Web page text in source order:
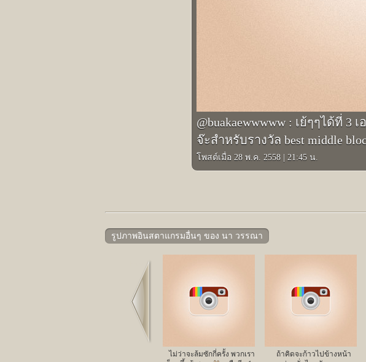
@buakaewwwww : เย้ๆๆได้ที่ 3
จ๊ะสำหรับรางวัล best middle
โพสต์เมื่อ 28 พ.ค. 2558 21:45 น.
รูปภาพอินสตาแกรมอื่นๆ ของ นา วรรณา
ไม่ว่าจะล้มซักกี่ครั้ง พวกเรา
ถ้าคิดจะก้าวไปข้างหน้า